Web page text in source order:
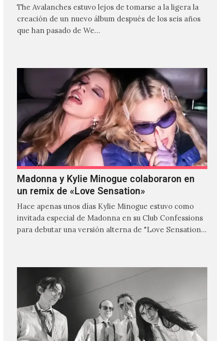
The Avalanches estuvo lejos de tomarse a la ligera la
creación de un nuevo álbum después de los seis años
que han pasado de We…
Madonna y Kylie Minogue colaboraron en
un remix de «Love Sensation»
Hace apenas unos días Kylie Minogue estuvo como
invitada especial de Madonna en su Club Confessions
para debutar una versión alterna de "Love Sensation",